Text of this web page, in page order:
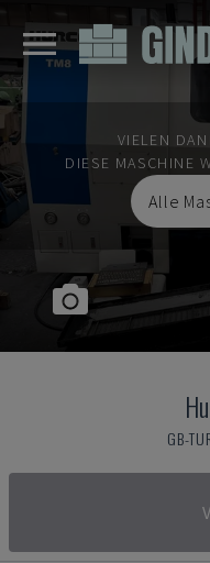
VIELEN
DIESE MASCHINE
Alle
GB-